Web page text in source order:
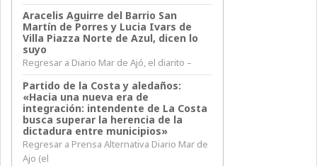
Aracelis Aguirre del Barrio San
Martín de Porres y Lucia Ivars de
Villa Piazza Norte de Azul, dicen lo
suyo
Regresar a Diario Mar de Ajó, el diarito –
Partido de la Costa y aledaños:
«Hacia una nueva era de
integración: intendente de La Costa
busca superar la herencia de la
dictadura entre municipios»
Regresar a Prensa Alternativa Diario Mar de
Ajo (el